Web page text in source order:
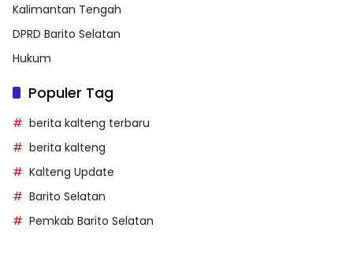
Kalimantan Tengah
DPRD Barito Selatan
Hukum
Populer Tag
berita kalteng terbaru
berita kalteng
Kalteng Update
Barito Selatan
Pemkab Barito Selatan